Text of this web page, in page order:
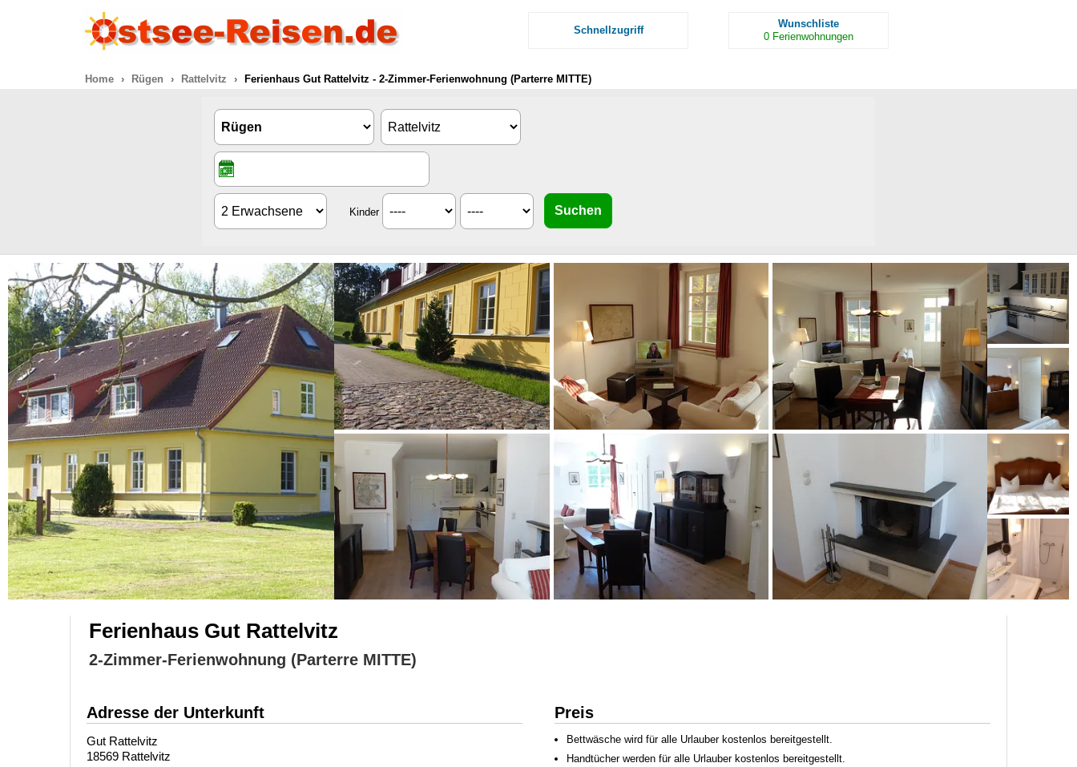
Schnellzugriff
Wunschliste
0 Ferienwohnungen
Home Rügen Rattelvitz Ferienhaus Gut Rattelvitz - 2-Zimmer-Ferienwohnung (Parterre MITTE)
Kinder
Ferienhaus Gut Rattelvitz
2-Zimmer-Ferienwohnung (Parterre MITTE)
Adresse der Unterkunft
Gut Rattelvitz
18569 Rattelvitz
Preis
Bettwäsche wird für alle Urlauber kostenlos bereitgestellt.
Handtücher werden für alle Urlauber kostenlos bereitgestellt.